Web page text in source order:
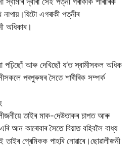
এগৰাকী পত্নীৰ
অধিকাৰ।
পঢ়িছোঁ আৰু দেখিছোঁ য’ত স্বামীসকল অধিক
পৰপুৰুষৰ সৈতে শাৰীৰিক সম্পৰ্ক
তাইৰ মাক-দেউতাকৰ চাপত আৰু
আন কাৰোবাৰ সৈতে বিয়াত বহিবলৈ বাধ্য
প্ৰেমিকক পাহৰি নোৱাৰে।ছোৱালীজনী